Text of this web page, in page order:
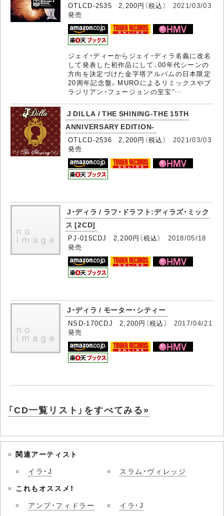
OTLCD-2535 2,200円（税込） 2021/03/03
発売
ジェイ・ディーからジェイ・ディラ名義に改名
して発表した初作品にして、00年代シーンの
方向を決定づけた金字塔アルバムの日本限定
20周年記念盤。MUROによるリミックスやブ
ラジリアン・フュージョンの至宝“…
J DILLA / THE SHINING-THE 15TH
ANNIVERSARY EDITION-
OTLCD-2536 2,200円（税込） 2021/03/03
発売
J・ディラ / ラフ・ドラフト:ディラズ・ミック
ス [2CD]
PJ-015CDJ 2,200円（税込） 2018/05/18
発売
J・ディラ / モーター・シティー
NSD-170CDJ 2,200円（税込） 2017/04/21
発売
「CD一覧リスト」をすべてみる»
関連アーティスト
イラ・J
スラム・ヴィレッジ
これもオススメ！
アンプ・フィドラー
イラ・J